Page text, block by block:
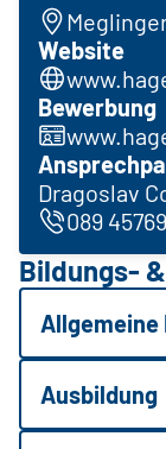
Website
Bewerbung
Dragoslav
089
Bildungs-
Ausbildung